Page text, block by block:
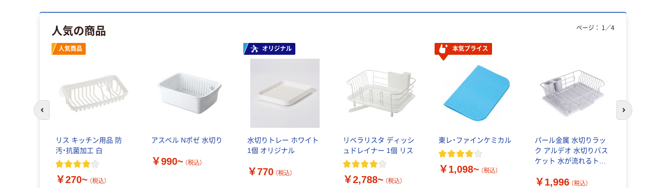
人気の商品
人気商品
リス キッチン用品 防
汚・抗菌加工 白
￥270~ （税込）
アスベル Nポゼ 水切り
￥990~ （税込）
オリジナル
水切りトレー ホワイト
1個 オリジナル
￥770 （税込）
リベラリスタ ディッシ
ュドレイナー 1個 リス
￥2,788~ （税込）
本気プライス
東レ・ファインケミカル
￥1,098~ （税込）
パール金属 水切りラッ
ク アルデオ 水切りバス
ケット 水が流れるトレ
（直送品）
￥1,996 （税込）
ページ： 1 ／4
次のスライド